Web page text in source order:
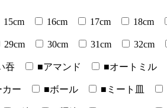
15cm 16cm 17cm 18cm
29cm 30cm 31cm 32cm
吞 ■アマンド ■オートミル
カー ■ボール ■ミート皿